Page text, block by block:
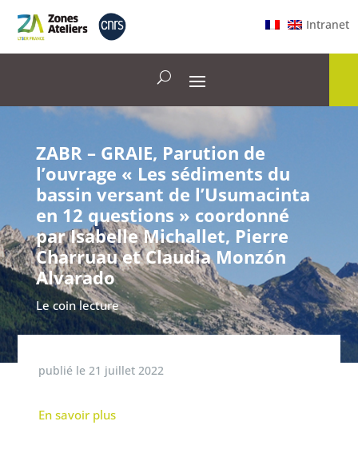
Intranet
ZABR – GRAIE, Parution de
l’ouvrage « Les sédiments du
bassin versant de l’Usumacinta
en 12 questions » coordonné
par Isabelle Michallet, Pierre
Charruau et Claudia Monzón
Alvarado
Le coin lecture
publié le 21 juillet 2022
En savoir plus